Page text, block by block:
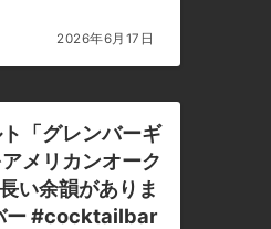
2026年6月17日
「グレンバーギ
メリカンオーク
い余韻がありま
ー #cocktailbar